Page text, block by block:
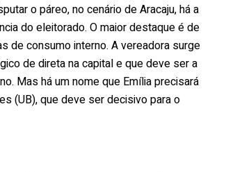
o páreo, no cenário de Aracaju, há a
do eleitorado. O maior destaque é de
de consumo interno. A vereadora surge
de direta na capital e que deve ser a
Mas há um nome que Emília precisará
(UB), que deve ser decisivo para o